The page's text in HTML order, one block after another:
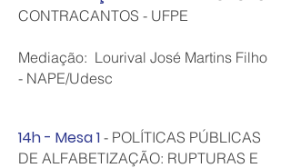
CONTRACANTOS - UFPE
Mediação: Lourival José Martins Filho
- NAPE/Udesc
14h - Mesa 1 - POLÍTICAS PÚBLICAS
DE ALFABETIZAÇÃO: RUPTURAS E